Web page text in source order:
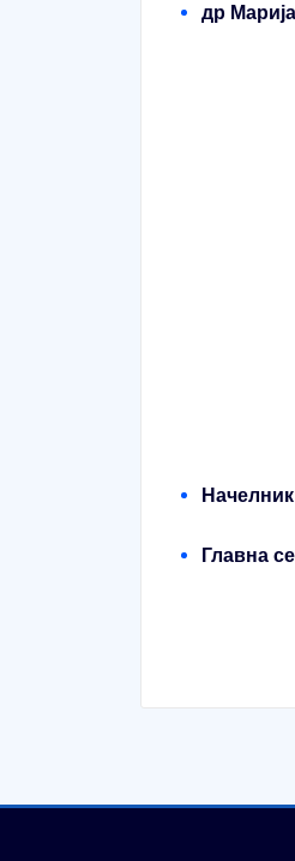
др
Главна